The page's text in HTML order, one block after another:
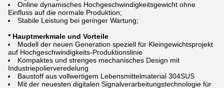
Online dynamisches Hochgeschwindigkeitsgewicht ohne
Einfluss auf die normale Produktion;
Stabile Leistung bei geringer Wartung;
* Hauptmerkmale und Vorteile
Modell der neuen Generation speziell für Kleingewichtsprojekt
auf Hochgeschwindigkeits-Produktionslinie
Kompaktes und strenges mechanisches Design mit
Industriepolierveredelung
Baustoff aus vollwertigem Lebensmittelmaterial 304SUS
Mit der neuesten digitalen Signalverarbeitungstechnologie für